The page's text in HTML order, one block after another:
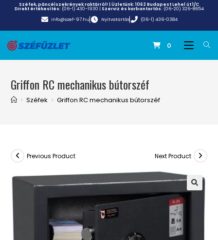
Széfek, páncélszekrények raktárról! | Üzletünk:1062 Budapest Lehel út 1/C
Direkt értékesítés: (06-1) 430-1930 | Szerviz és karbantartás: (06-20) 326-8654
info@szef-97.hu
Nyitvatartás (06-1) 436-0384
0
Griffon RC mechanikus bútorszéf
> Széfek > Griffon RC mechanikus bútorszéf
Previous Product Next Product